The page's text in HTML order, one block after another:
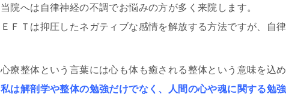
当院へは自律神経の不調でお悩みの方が多く来院します。
ＥＦＴは抑圧したネガティブな感情を解放する方法ですが、自
心療整体という言葉には心も体も癒される整体という意味を込め
私は解剖学や整体の勉強だけでなく、人間の心や魂に関する勉強